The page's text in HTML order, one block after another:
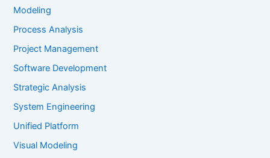
Modeling
Process Analysis
Project Management
Software Development
Strategic Analysis
System Engineering
Unified Platform
Visual Modeling